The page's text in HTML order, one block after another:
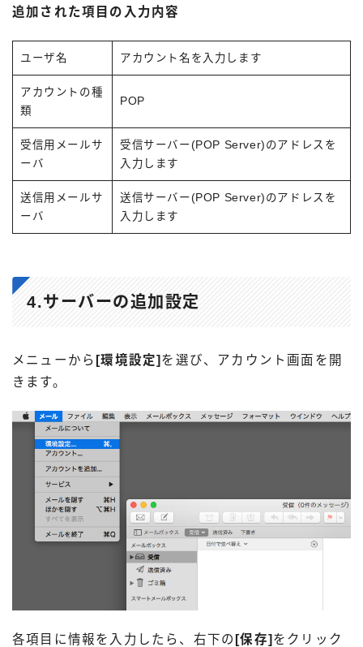
追加された項目の入力内容
ユーザ名 アカウント名を入力します
アカウントの種
類
POP
受信用メールサ
ーバ
受信サーバー(POP Server)のアドレスを
入力します
送信用メールサ
ーバ
送信サーバー(POP Server)のアドレスを
入力します
4.サーバーの追加設定
メニューから [環境設定] を選び、アカウント画面を開
きます。
各項目に情報を入力したら、右下の [保存] をクリック